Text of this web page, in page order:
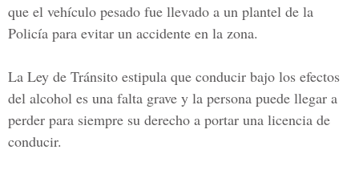
que el vehículo pesado fue llevado a un plantel de la
Policía para evitar un accidente en la zona.
La Ley de Tránsito estipula que conducir bajo los efectos
del alcohol es una falta grave y la persona puede llegar a
perder para siempre su derecho a portar una licencia de
conducir.